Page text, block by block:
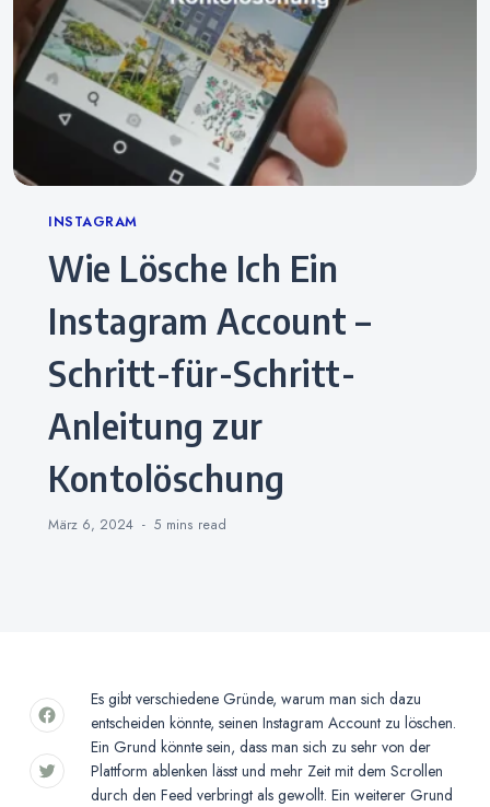
Categories
INSTAGRAM
Wie Lösche Ich Ein
Instagram Account –
Schritt-für-Schritt-
Anleitung zur
Kontolöschung
März 6, 2024 5 mins read
Es gibt verschiedene Gründe, warum man sich dazu
entscheiden könnte, seinen Instagram Account zu löschen.
Ein Grund könnte sein, dass man sich zu sehr von der
Plattform ablenken lässt und mehr Zeit mit dem Scrollen
durch den Feed verbringt als gewollt. Ein weiterer Grund